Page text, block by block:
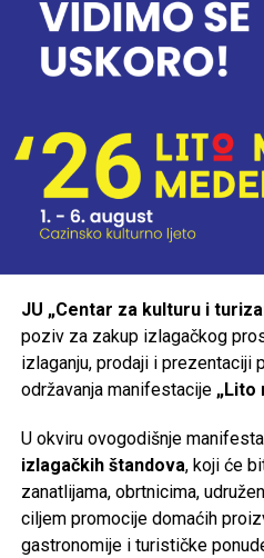
JU „Centar za kulturu i
poziv za zakup izlagačkog
izlaganju, prodaji i prezentaciji
održavanja manifestacije „Lito
U okviru ovogodišnje
izlagačkih štandova, koji će
zanatlijama, obrtnicima,
ciljem promocije domaćih
gastronomije i turističke